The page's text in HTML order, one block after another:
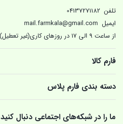
تلفن 04137271182
ایمیل mail.farmkala@gmail.com
از ساعت 9 الی 17 در روزهای کاری(غیر تعطیل) پاسخگوی شماییم.
فارم کالا
دسته بندی فارم پلاس
ما را در شبکه‌های اجتماعی دنبال کنید